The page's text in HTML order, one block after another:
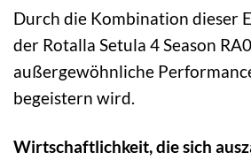
Durch die Kombination dieser
der Rotalla Setula 4 Season
außergewöhnliche
begeistern wird.
Wirtschaftlichkeit, die sich